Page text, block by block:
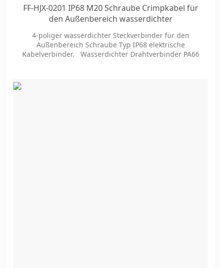
FF-HJX-0201 IP68 M20 Schraube Crimpkabel für
den Außenbereich wasserdichter
Stromanschluss wasserdichte Kabel
4-poliger wasserdichter Steckverbinder für den
Außenbereich Schraube Typ IP68 elektrische
Kabelverbinder. Wasserdichter Drahtverbinder PA66